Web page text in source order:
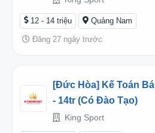
12 - 14 triệu Quảng Nam
Đăng 27 ngày trước
[Đức Hòa] Kế Toán
- 14tr (có Đào Tạo)
King Sport